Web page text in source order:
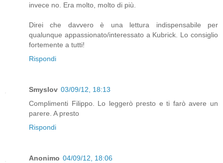
invece no. Era molto, molto di più.
Direi che davvero è una lettura indispensabile per
qualunque appassionato/interessato a Kubrick. Lo consiglio
fortemente a tutti!
Rispondi
Smyslov 03/09/12, 18:13
Complimenti Filippo. Lo leggerò presto e ti farò avere un
parere. A presto
Rispondi
Anonimo 04/09/12, 18:06